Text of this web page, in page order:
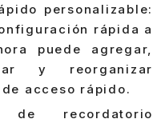
personalizable:
rápida a
puede agregar,
y reorganizar
acceso rápido.
de recordatorio